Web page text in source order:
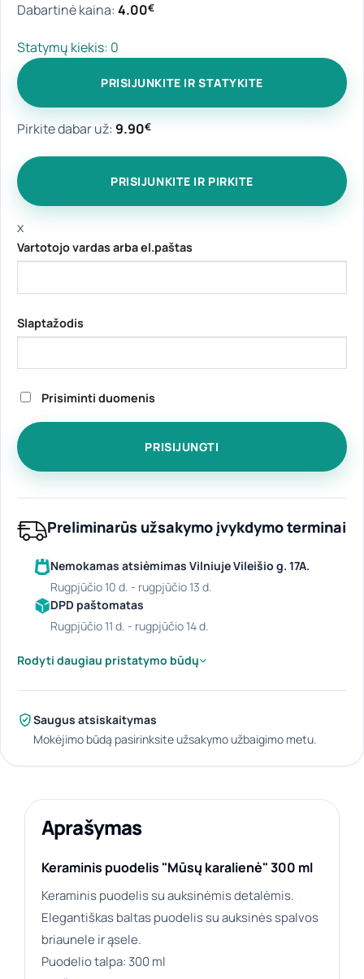
Dabartinė kaina: 4.00€
Statymų kiekis: 0
PRISIJUNKITE IR STATYKITE
Pirkite dabar už:9.90€
PRISIJUNKITE IR PIRKITE
x
Vartotojo vardas arba el.paštas
Slaptažodis
Prisiminti duomenis
Preliminarūs užsakymo įvykdymo terminai
Nemokamas atsiėmimas Vilniuje Vileišio g. 17A.
rugpjūčio 10 d. - rugpjūčio 13 d.
DPD paštomatas
rugpjūčio 11 d. - rugpjūčio 14 d.
Rodyti daugiau pristatymo būdų
Saugus atsiskaitymas
Mokėjimo būdą pasirinksite užsakymo užbaigimo metu.
Aprašymas
Keraminis puodelis "Mūsų karalienė" 300 ml
Keraminis puodelis su auksinėmis detalėmis.
Elegantiškas baltas puodelis su auksinės spalvos
briaunele ir ąsele.
Puodelio talpa: 300 ml